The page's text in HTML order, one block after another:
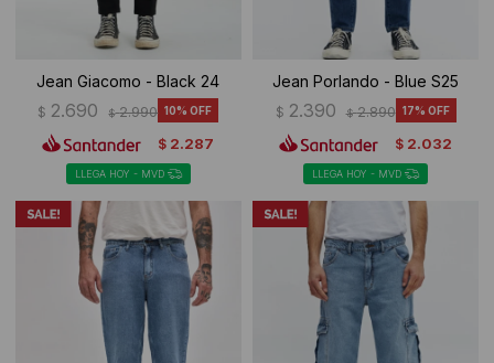
Jean Giacomo - Black 24
$ 2.690 $ 2.990 10
$ 2.287
LLEGA HOY - MVD
Jean Porlando - Blue S25
$ 2.390 $ 2.890 17
$ 2.032
LLEGA HOY - MVD